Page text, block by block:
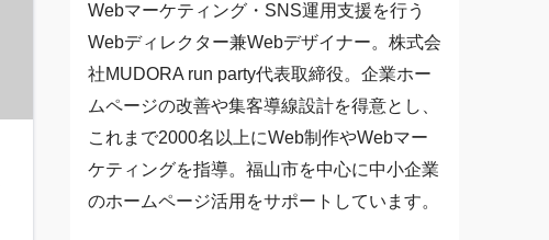
Webマーケティング・SNS運用支援を行う
Webディレクター兼Webデザイナー。株式会
社MUDORA run party代表取締役。企業ホー
ムページの改善や集客導線設計を得意とし、
これまで2000名以上にWeb制作やWebマー
ケティングを指導。福山市を中心に中小企業
のホームページ活用をサポートしています。